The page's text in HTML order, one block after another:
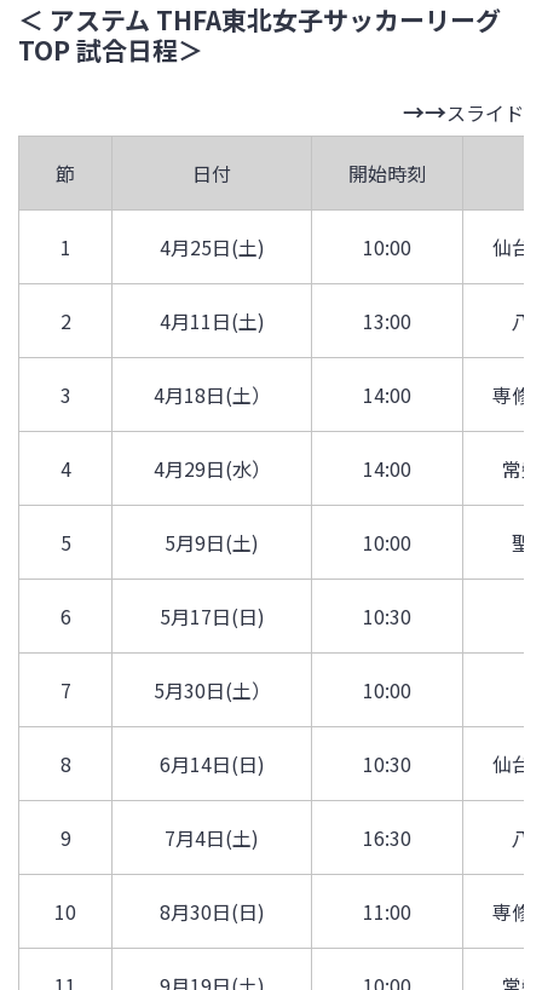
＜ アステム THFA東北女子サッカーリーグ
TOP 試合日程＞
スライド
節 日付 開始時刻
1 4月25日(土) 10:00 仙台
2 4月11日(土) 13:00 八
3 4月18日(土） 14:00 専修
4 4月29日(水） 14:00 常
5 5月9日(土) 10:00 聖
6 5月17日(日) 10:30
7 5月30日(土） 10:00
8 6月14日(日) 10:30 仙台
9 7月4日(土) 16:30 八
10 8月30日(日) 11:00 専修